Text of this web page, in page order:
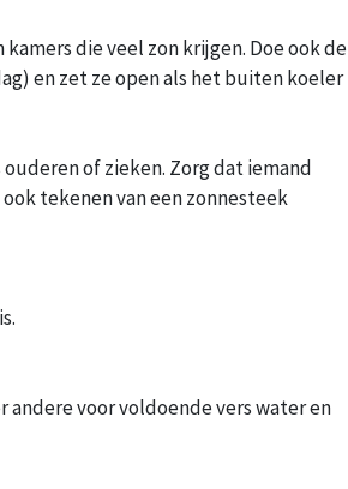
die veel zon krijgen. Doe ook de
en zet ze open als het buiten koeler
of zieken. Zorg dat iemand
tekenen van een zonnesteek
andere voor voldoende vers water en